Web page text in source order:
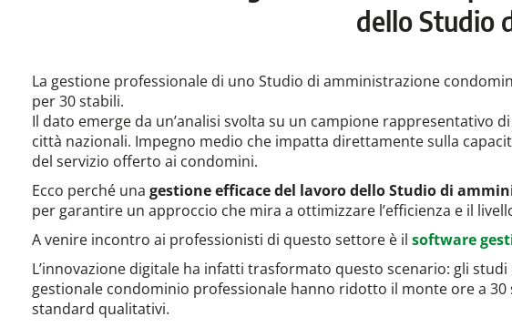
dello Studio
La gestione professionale di uno Studio di amministrazione
per 30 stabili.
Il dato emerge da un’analisi svolta su un campione rappresentativo
città nazionali. Impegno medio che impatta direttamente sulla
del servizio offerto ai condomini.
Ecco perché una gestione efficace del lavoro dello Studio di
per garantire un approccio che mira a ottimizzare l’efficienza e il
A venire incontro ai professionisti di questo settore è il software
L’innovazione digitale ha infatti trasformato questo scenario: gli
gestionale condominio professionale hanno ridotto il monte ore a
standard qualitativi.